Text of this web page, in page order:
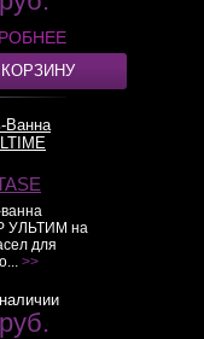
КОРЗИНУ
Ванна
УЛЬТИМ на
для
>>